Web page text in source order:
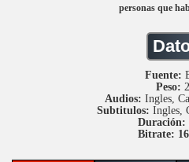
personas que
Fuente:
Peso:
Audios: Ingles,
Subtitulos: Ingles,
Duración:
Bitrate: